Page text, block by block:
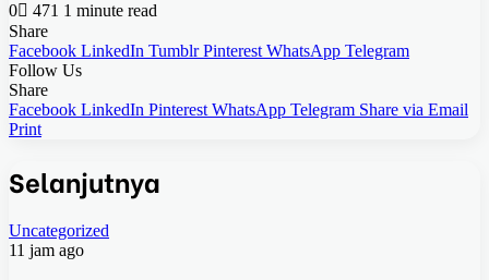
0
471 1 minute read
Share
Facebook LinkedIn Tumblr Pinterest WhatsApp Telegram
Follow Us
Share
Facebook LinkedIn Pinterest WhatsApp Telegram Share via Email
Print
Selanjutnya
Uncategorized
11 jam ago